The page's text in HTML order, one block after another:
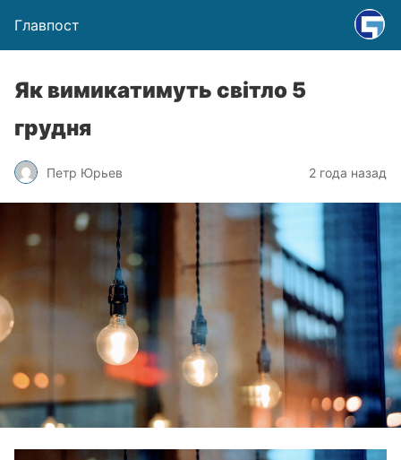
Главпост
Як вимикатимуть світло 5
грудня
Петр Юрьев 2 года назад